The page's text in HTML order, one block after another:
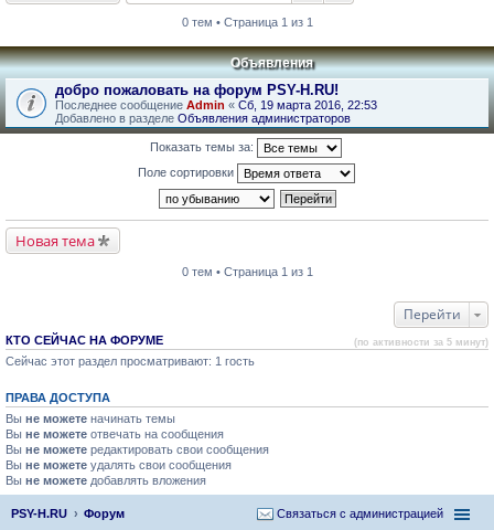
0 тем • Страница 1 из 1
Объявления
добро пожаловать на форум PSY-H.RU!
Последнее сообщение Admin « Сб, 19 марта 2016, 22:53
Добавлено в разделе Объявления администраторов
Показать темы за:
Поле сортировки
Новая тема
0 тем • Страница 1 из 1
Перейти
КТО СЕЙЧАС НА ФОРУМЕ (по активности за 5 минут)
Сейчас этот раздел просматривают: 1 гость
ПРАВА ДОСТУПА
Вы не можете начинать темы
Вы не можете отвечать на сообщения
Вы не можете редактировать свои сообщения
Вы не можете удалять свои сообщения
Вы не можете добавлять вложения
PSY-H.RU Форум Связаться с администрацией